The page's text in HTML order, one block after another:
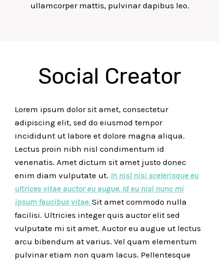
ullamcorper mattis, pulvinar dapibus leo.
Social Creator
Lorem ipsum dolor sit amet, consectetur
adipiscing elit, sed do eiusmod tempor
incididunt ut labore et dolore magna aliqua.
Lectus proin nibh nisl condimentum id
venenatis. Amet dictum sit amet justo donec
enim diam vulputate ut. In nisl nisi scelerisque eu
ultrices vitae auctor eu augue. Id eu nisl nunc mi
ipsum faucibus vitae. Sit amet commodo nulla
facilisi. Ultricies integer quis auctor elit sed
vulputate mi sit amet. Auctor eu augue ut lectus
arcu bibendum at varius. Vel quam elementum
pulvinar etiam non quam lacus. Pellentesque